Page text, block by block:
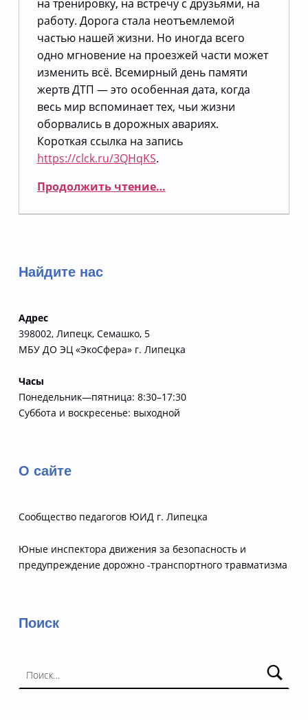
на тренировку, на встречу с друзьями, на
работу. Дорога стала неотъемлемой
частью нашей жизни. Но иногда всего
одно мгновение на проезжей части может
изменить всё. Всемирный день памяти
жертв ДТП — это особенная дата, когда
весь мир вспоминает тех, чьи жизни
оборвались в дорожных авариях.
Короткая ссылка на запись
https://clck.ru/3QHqKS.
Продолжить чтение“День, который касается каждого: помним о жертвах ДТП”
…
Найдите нас
Адрес
398002, Липецк, Семашко, 5
МБУ ДО ЭЦ «ЭкоСфера» г. Липецка
Часы
Понедельник—пятница: 8:30–17:30
Суббота и воскресенье: выходной
О сайте
Сообщество педагогов ЮИД г. Липецка
Юные инспектора движения за безопасность и
предупреждение дорожно -транспортного травматизма
Поиск